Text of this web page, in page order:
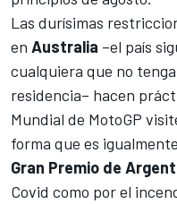
Las durísimas
en Australia –el país
cualquiera que no
residencia– hacen
Mundial de MotoGP
forma que es
Gran Premio de
Covid como porel